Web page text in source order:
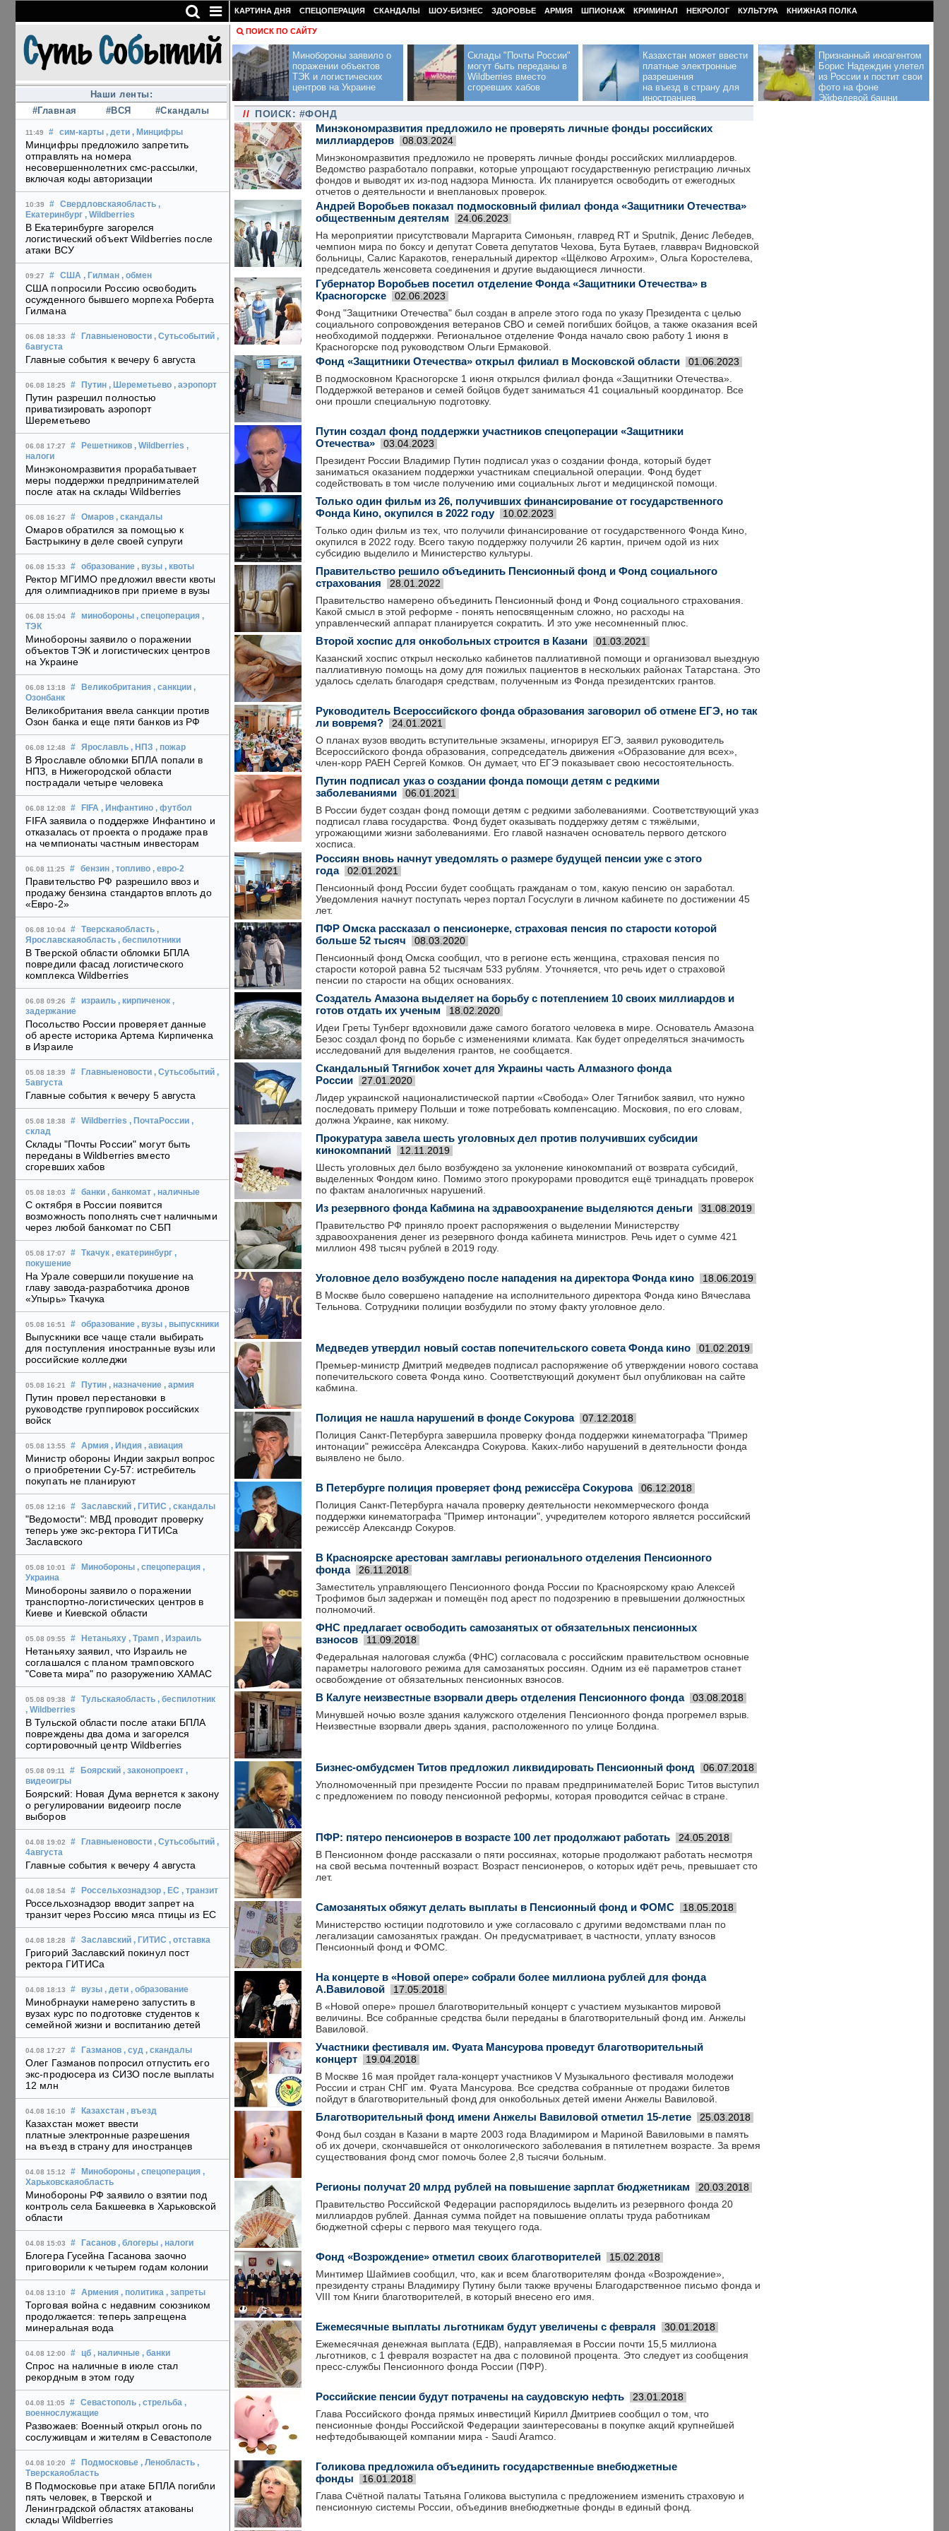
Наши ленты:
#Главная
#ВСЯ #Скандалы
11:49 # сим-карты , дети , Минцифры
Минцифры предложило запретить
отправлять на номера
несовершеннолетних смс-рассылки,
включая коды авторизации
10:39 # Свердловскаяобласть ,
Екатеринбург , Wildberries
В Екатеринбурге загорелся
логистический объект Wildberries после
атаки ВСУ
09:27 # США , Гилман , обмен
США попросили Россию освободить
осужденного бывшего морпеха Роберта
Гилмана
06.08 18:33 # Главныеновости , Сутьсобытий ,
6августа
Главные события к вечеру 6 августа
06.08 18:25 # Путин , Шереметьево , аэропорт
Путин разрешил полностью
приватизировать аэропорт
Шереметьево
06.08 17:27 # Решетников , Wildberries ,
налоги
Минэкономразвития прорабатывает
меры поддержки предпринимателей
после атак на склады Wildberries
06.08 16:27 # Омаров , скандалы
Омаров обратился за помощью к
Бастрыкину в деле своей супруги
06.08 15:33 # образование , вузы , квоты
Ректор МГИМО предложил ввести квоты
для олимпиадников при приеме в вузы
06.08 15:04 # минобороны , спецоперация ,
ТЭК
Минобороны заявило о поражении
объектов ТЭК и логистических центров
на Украине
06.08 13:18 # Великобритания , санкции ,
Озонбанк
Великобритания ввела санкции против
Озон банка и еще пяти банков из РФ
06.08 12:48 # Ярославль , НПЗ , пожар
В Ярославле обломки БПЛА попали в
НПЗ, в Нижегородской области
пострадали четыре человека
06.08 12:08 # FIFA , Инфантино , футбол
FIFA заявила о поддержке Инфантино и
отказалась от проекта о продаже прав
на чемпионаты частным инвесторам
06.08 11:25 # бензин , топливо , евро-2
Правительство РФ разрешило ввоз и
продажу бензина стандартов вплоть до
«Евро-2»
06.08 10:04 # Тверскаяобласть ,
Ярославскаяобласть , беспилотники
В Тверской области обломки БПЛА
повредили фасад логистического
комплекса Wildberries
06.08 09:26 # израиль , кирпиченок ,
задержание
Посольство России проверяет данные
об аресте историка Артема Кирпиченка
в Израиле
05.08 18:39 # Главныеновости , Сутьсобытий ,
5августа
Главные события к вечеру 5 августа
05.08 18:38 # Wildberries , ПочтаРоссии ,
склад
Склады "Почты России" могут быть
переданы в Wildberries вместо
сгоревших хабов
05.08 18:03 # банки , банкомат , наличные
С октября в России появится
возможность пополнять счет наличными
через любой банкомат по СБП
05.08 17:07 # Ткачук , екатеринбург ,
покушение
На Урале совершили покушение на
главу завода-разработчика дронов
«Упырь» Ткачука
05.08 16:51 # образование , вузы , выпускники
Выпускники все чаще стали выбирать
для поступления иностранные вузы или
российские колледжи
05.08 16:21 # Путин , назначение , армия
Путин провел перестановки в
руководстве группировок российских
войск
05.08 13:55 # Армия , Индия , авиация
Министр обороны Индии закрыл вопрос
о приобретении Су-57: истребитель
покупать не планируют
05.08 12:16 # Заславский , ГИТИС , скандалы
"Ведомости": МВД проводит проверку
теперь уже экс-ректора ГИТИСа
Заславского
05.08 10:01 # Минобороны , спецоперация ,
Украина
Минобороны заявило о поражении
транспортно-логистических центров в
Киеве и Киевской области
05.08 09:55 # Нетаньяху , Трамп , Израиль
Нетаньяху заявил, что Израиль не
соглашался с планом трамповского
"Совета мира" по разоружению ХАМАС
05.08 09:38 # Тульскаяобласть , беспилотник
, Wildberries
В Тульской области после атаки БПЛА
повреждены два дома и загорелся
сортировочный центр Wildberries
05.08 09:11 # Боярский , законопроект ,
видеоигры
Боярский: Новая Дума вернется к закону
о регулировании видеоигр после
выборов
04.08 19:02 # Главныеновости , Сутьсобытий ,
4августа
Главные события к вечеру 4 августа
04.08 18:54 # Россельхознадзор , ЕС , транзит
Россельхознадзор вводит запрет на
транзит через Россию мяса птицы из ЕС
04.08 18:28 # Заславский , ГИТИС , отставка
Григорий Заславский покинул пост
ректора ГИТИСа
04.08 18:13 # вузы , дети , образование
Минобрнауки намерено запустить в
вузах курс по подготовке студентов к
семейной жизни и воспитанию детей
04.08 17:27 # Газманов , суд , скандалы
Олег Газманов попросил отпустить его
экс-продюсера из СИЗО после выплаты
12 млн
04.08 16:10 # Казахстан , въезд
Казахстан может ввести
платные электронные разрешения
на въезд в страну для иностранцев
04.08 15:12 # Минобороны , спецоперация ,
Харьковскаяобласть
Минобороны РФ заявило о взятии под
контроль села Бакшеевка в Харьковской
области
04.08 15:03 # Гасанов , блогеры , налоги
Блогера Гусейна Гасанова заочно
приговорили к четырем годам колонии
04.08 13:10 # Армения , политика , запреты
Торговая война с недавним союзником
продолжается: теперь запрещена
минеральная вода
04.08 12:00 # цб , наличные , банки
Спрос на наличные в июле стал
рекордным в этом году
04.08 11:05 # Севастополь , стрельба ,
военнослужащие
Развожаев: Военный открыл огонь по
сослуживцам и жителям в Севастополе
04.08 10:20 # Подмосковье , Ленобласть ,
Тверскаяобласть
В Подмосковье при атаке БПЛА погибли
пять человек, в Тверской и
Ленинградской областях атакованы
склады Wildberries
КАРТИНА ДНЯ СПЕЦОПЕРАЦИЯ СКАНДАЛЫ ШОУ-БИЗНЕС ЗДОРОВЬЕ АРМИЯ ШПИОНАЖ КРИМИНАЛ НЕКРОЛОГ КУЛЬТУРА КНИЖНАЯ ПОЛКА
ПОИСК ПО САЙТУ
Минобороны заявило о
поражении объектов
ТЭК и логистических
центров на Украине
Склады "Почты России"
могут быть переданы в
Wildberries вместо
сгоревших хабов
Казахстан может ввести
платные электронные
разрешения
на въезд в страну для
иностранцев
Признанный иноагентом
Борис Надеждин улетел
из России и постит свои
фото на фоне
Эйфелевой башни
// ПОИСК: #ФОНД
Минэкономразвития предложило не проверять личные фонды российских
миллиардеров
08.03.2024
Минэкономразвития предложило не проверять личные фонды российских миллиардеров.
Ведомство разработало поправки, которые упрощают государственную регистрацию личных
фондов и выводят их из-под надзора Минюста. Их планируется освободить от ежегодных
отчетов о деятельности и внеплановых проверок.
Андрей Воробьев показал подмосковный филиал фонда «Защитники Отечества»
общественным деятелям
24.06.2023
На мероприятии присутствовали Маргарита Симоньян, главред RT и Sputnik, Денис Лебедев,
чемпион мира по боксу и депутат Совета депутатов Чехова, Бута Бутаев, главврач Видновской
больницы, Салис Каракотов, генеральный директор «Щёлково Агрохим», Ольга Коростелева,
председатель женсовета соединения и другие выдающиеся личности.
Губернатор Воробьев посетил отделение Фонда «Защитники Отечества» в
Красногорске
02.06.2023
Фонд "Защитники Отечества" был создан в апреле этого года по указу Президента с целью
социального сопровождения ветеранов СВО и семей погибших бойцов, а также оказания всей
необходимой поддержки. Региональное отделение Фонда начало свою работу 1 июня в
Красногорске под руководством Ольги Ермаковой.
Фонд «Защитники Отечества» открыл филиал в Московской области 01.06.2023
В подмосковном Красногорске 1 июня открылся филиал фонда «Защитники Отечества».
Поддержкой ветеранов и семей бойцов будет заниматься 41 социальный координатор. Все
они прошли специальную подготовку.
Путин создал фонд поддержки участников спецоперации «Защитники
Отечества»
03.04.2023
Президент России Владимир Путин подписал указ о создании фонда, который будет
заниматься оказанием поддержки участникам специальной операции. Фонд будет
содействовать в том числе получению ими социальных льгот и медицинской помощи.
Только один фильм из 26, получивших финансирование от государственного
Фонда Кино, окупился в 2022 году
10.02.2023
Только один фильм из тех, что получили финансирование от государственного Фонда Кино,
окупился в 2022 году. Всего такую поддержку получили 26 картин, причем одой из них
субсидию выделило и Министерство культуры.
Правительство решило объединить Пенсионный фонд и Фонд социального
страхования
28.01.2022
Правительство намерено объединить Пенсионный фонд и Фонд социального страхования.
Какой смысл в этой реформе - понять непосвященным сложно, но расходы на
управленческий аппарат планируется сократить. И это уже несомненный плюс.
Второй хоспис для онкобольных строится в Казани 01.03.2021
Казанский хоспис открыл несколько кабинетов паллиативной помощи и организовал выездную
паллиативную помощь на дому для пожилых пациентов в нескольких районах Татарстана. Это
удалось сделать благодаря средствам, полученным из Фонда президентских грантов.
Руководитель Всероссийского фонда образования заговорил об отмене ЕГЭ, но так
ли вовремя?
24.01.2021
О планах вузов вводить вступительные экзамены, игнорируя ЕГЭ, заявил руководитель
Всероссийского фонда образования, сопредседатель движения «Образование для всех»,
член-корр РАЕН Сергей Комков. Он думает, что ЕГЭ показывает свою несостоятельность.
Путин подписал указ о создании фонда помощи детям с редкими
заболеваниями
06.01.2021
В России будет создан фонд помощи детям с редкими заболеваниями. Соответствующий указ
подписал глава государства. Фонд будет оказывать поддержку детям с тяжёлыми,
угрожающими жизни заболеваниями. Его главой назначен основатель первого детского
хосписа.
Россиян вновь начнут уведомлять о размере будущей пенсии уже с этого
года
02.01.2021
Пенсионный фонд России будет сообщать гражданам о том, какую пенсию он заработал.
Уведомления начнут поступать через портал Госуслуги в личном кабинете по достижении 45
лет.
ПФР Омска рассказал о пенсионерке, страховая пенсия по старости которой
больше 52 тысяч
08.03.2020
Пенсионный фонд Омска сообщил, что в регионе есть женщина, страховая пенсия по
старости которой равна 52 тысячам 533 рублям. Уточняется, что речь идет о страховой
пенсии по старости на общих основаниях.
Создатель Амазона выделяет на борьбу с потеплением 10 своих миллиардов и
готов отдать их ученым
18.02.2020
Идеи Греты Тунберг вдохновили даже самого богатого человека в мире. Основатель Амазона
Безос создал фонд по борьбе с изменениями климата. Как будет определяться значимость
исследований для выделения грантов, не сообщается.
Скандальный Тягнибок хочет для Украины часть Алмазного фонда
России
27.01.2020
Лидер украинской националистической партии «Свобода» Олег Тягнибок заявил, что нужно
последовать примеру Польши и тоже потребовать компенсацию. Московия, по его словам,
должна Украине, как никому.
Прокуратура завела шесть уголовных дел против получивших субсидии
кинокомпаний
12.11.2019
Шесть уголовных дел было возбуждено за уклонение кинокомпаний от возврата субсидий,
выделенных Фондом кино. Помимо этого прокурорами проводится ещё тринадцать проверок
по фактам аналогичных нарушений.
Из резервного фонда Кабмина на здравоохранение выделяются деньги 31.08.2019
Правительство РФ приняло проект распоряжения о выделении Министерству
здравоохранения денег из резервного фонда кабинета министров. Речь идет о сумме 421
миллион 498 тысяч рублей в 2019 году.
Уголовное дело возбуждено после нападения на директора Фонда кино 18.06.2019
В Москве было совершено нападение на исполнительного директора Фонда кино Вячеслава
Тельнова. Сотрудники полиции возбудили по этому факту уголовное дело.
Медведев утвердил новый состав попечительского совета Фонда кино 01.02.2019
Премьер-министр Дмитрий медведев подписал распоряжение об утверждении нового состава
попечительского совета Фонда кино. Соответствующий документ был опубликован на сайте
кабмина.
Полиция не нашла нарушений в фонде Сокурова 07.12.2018
Полиция Санкт-Петербурга завершила проверку фонда поддержки кинематографа "Пример
интонации" режиссёра Александра Сокурова. Каких-либо нарушений в деятельности фонда
выявлено не было.
В Петербурге полиция проверяет фонд режиссёра Сокурова 06.12.2018
Полиция Санкт-Петербурга начала проверку деятельности некоммерческого фонда
поддержки кинематографа "Пример интонации", учредителем которого является российский
режиссёр Александр Сокуров.
В Красноярске арестован замглавы регионального отделения Пенсионного
фонда
26.11.2018
Заместитель управляющего Пенсионного фонда России по Красноярскому краю Алексей
Трофимов был задержан и помещён под арест по подозрению в превышении должностных
полномочий.
ФНС предлагает освободить самозанятых от обязательных пенсионных
взносов
11.09.2018
Федеральная налоговая служба (ФНС) согласовала с российским правительством основные
параметры налогового режима для самозанятых россиян. Одним из её параметров станет
освобождение от обязательных пенсионных взносов.
В Калуге неизвестные взорвали дверь отделения Пенсионного фонда 03.08.2018
Минувшей ночью возле здания калужского отделения Пенсионного фонда прогремел взрыв.
Неизвестные взорвали дверь здания, расположенного по улице Болдина.
Бизнес-омбудсмен Титов предложил ликвидировать Пенсионный фонд 06.07.2018
Уполномоченный при президенте России по правам предпринимателей Борис Титов выступил
с предложением по поводу пенсионной реформы, которая проводится сейчас в стране.
ПФР: пятеро пенсионеров в возрасте 100 лет продолжают работать 24.05.2018
В Пенсионном фонде рассказали о пяти россиянах, которые продолжают работать несмотря
на свой весьма почтенный возраст. Возраст пенсионеров, о которых идёт речь, превышает сто
лет.
Самозанятых обяжут делать выплаты в Пенсионный фонд и ФОМС 18.05.2018
Министерство юстиции подготовило и уже согласовало с другими ведомствами план по
легализации самозанятых граждан. Он предусматривает, в частности, уплату взносов
Пенсионный фонд и ФОМС.
На концерте в «Новой опере» собрали более миллиона рублей для фонда
А.Вавиловой
17.05.2018
В «Новой опере» прошел благотворительный концерт с участием музыкантов мировой
величины. Все собранные средства были переданы в благотворительный фонд им. Анжелы
Вавиловой.
Участники фестиваля им. Фуата Мансурова проведут благотворительный
концерт
19.04.2018
В Москве 16 мая пройдет гала-концерт участников V Музыкального фестиваля молодежи
России и стран СНГ им. Фуата Мансурова. Все средства собранные от продажи билетов
пойдут в благотворительный фонд для онкобольных детей имени Анжелы Вавиловой.
Благотворительный фонд имени Анжелы Вавиловой отметил 15-летие 25.03.2018
Фонд был создан в Казани в марте 2003 года Владимиром и Мариной Вавиловыми в память
об их дочери, скончавшейся от онкологического заболевания в пятилетнем возрасте. За время
существования фонд смог помочь более 2,8 тысячи больным.
Регионы получат 20 млрд рублей на повышение зарплат бюджетникам 20.03.2018
Правительство Российской Федерации распорядилось выделить из резервного фонда 20
миллиардов рублей. Данная сумма пойдет на повышение оплаты труда работникам
бюджетной сферы с первого мая текущего года.
Фонд «Возрождение» отметил своих благотворителей 15.02.2018
Минтимер Шаймиев сообщил, что, как и всем благотворителям фонда «Возрождение»,
президенту страны Владимиру Путину были также вручены Благодарственное письмо фонда и
VIII том Книги благотворителей, в который внесено его имя.
Ежемесячные выплаты льготникам будут увеличены с февраля 30.01.2018
Ежемесячная денежная выплата (ЕДВ), направляемая в России почти 15,5 миллиона
льготников, с 1 февраля возрастет на два с половиной процента. Это следует из сообщения
пресс-службы Пенсионного фонда России (ПФР).
Российские пенсии будут потрачены на саудовскую нефть 23.01.2018
Глава Российского фонда прямых инвестиций Кирилл Дмитриев сообщил о том, что
пенсионные фонды Российской Федерации заинтересованы в покупке акций крупнейшей
нефтедобывающей компании мира - Saudi Aramco.
Голикова предложила объединить государственные внебюджетные
фонды
16.01.2018
Глава Счётной палаты Татьяна Голикова выступила с предложением изменить страховую и
пенсионную системы России, объединив внебюджетные фонды в единый фонд.